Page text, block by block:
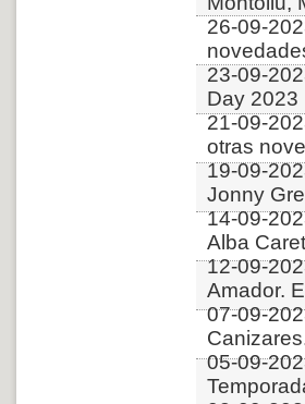
26-09-
23-09-
Day 2023
21-09-
otras
19-09-
Jonny
14-09-
Alba
12-09-
Amador.
07-09-
05-09-